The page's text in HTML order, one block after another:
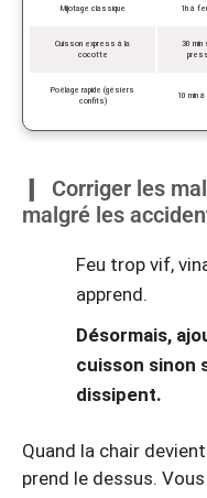
Mijotage classique 1h à
Cuisson express à la
cocotte
30 min
Poêlage rapide (gésiers
confits)
10 min
Corriger les
malgré les
Feu trop vif,
apprend.
Désormais,
cuisson sinon
dissipent.
Quand la chair
prend le dessus.